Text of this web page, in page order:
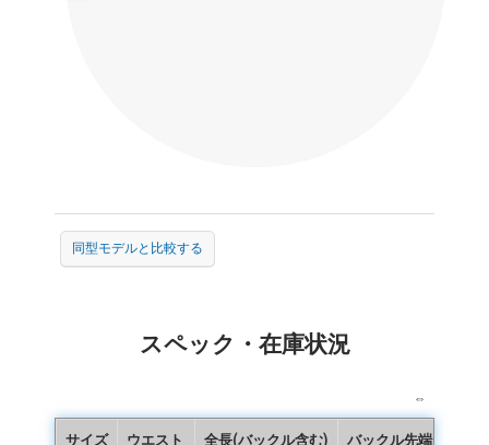
同型モデルと比較する
スペック・在庫状況
⇔
サイズ ウエスト 全長(バックル含む) バックル先端から中